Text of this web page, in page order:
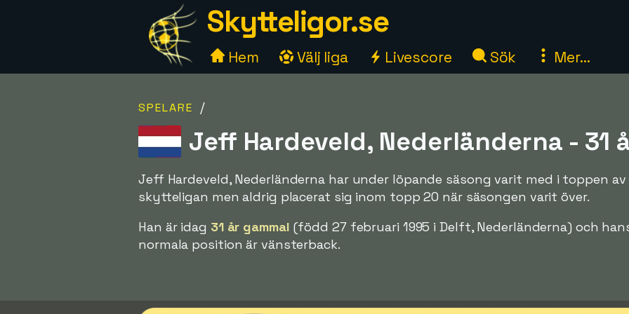
Skytteligor.se
Hem Välj liga Livescore Sök Mer...
SPELARE /
Jeff Hardeveld, Nederländerna - 31
Jeff Hardeveld, Nederländerna har under löpande säsong varit med i toppen av
skytteligan men aldrig placerat sig inom topp 20 när säsongen varit över.
Han är idag 31 år gammal (född 27 februari 1995 i Delft, Nederländerna) och
normala position är vänsterback.